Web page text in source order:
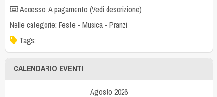
Accesso: A pagamento (Vedi descrizione)
Nelle categorie: Feste - Musica- Pranzi
Tags:
CALENDARIO EVENTI
Agosto 2026